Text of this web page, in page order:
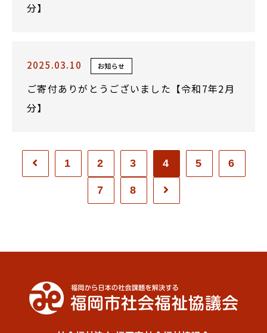
分】
2025.03.10 お知らせ
ご寄付ありがとうございました【令和7年2月
分】
1 2 3 4 5 6
7 8